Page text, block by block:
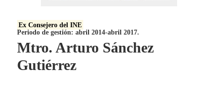
Ex Consejero del INE
Periodo de gestión: abril 2014-abril 2017.
Mtro. Arturo Sánchez
Gutiérrez